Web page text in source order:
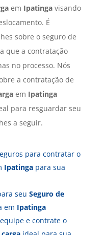
em Ipatingavisando
É
sobre o seguro de
que a contratação
no processo. Nós
a contratação de
em Ipatinga
para resguardar seu
a seguir.
para contratar o
Ipatingapara sua
seu Seguro de
em Ipatinga
e contrate o